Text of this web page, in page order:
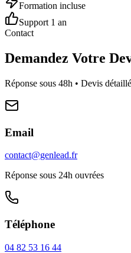
Formation incluse
Support 1 an
Contact
Demandez Votre
Réponse sous 48h • Devis
Email
contact@genlead.fr
Réponse sous 24h ouvrées
Téléphone
04 82 53 16 44